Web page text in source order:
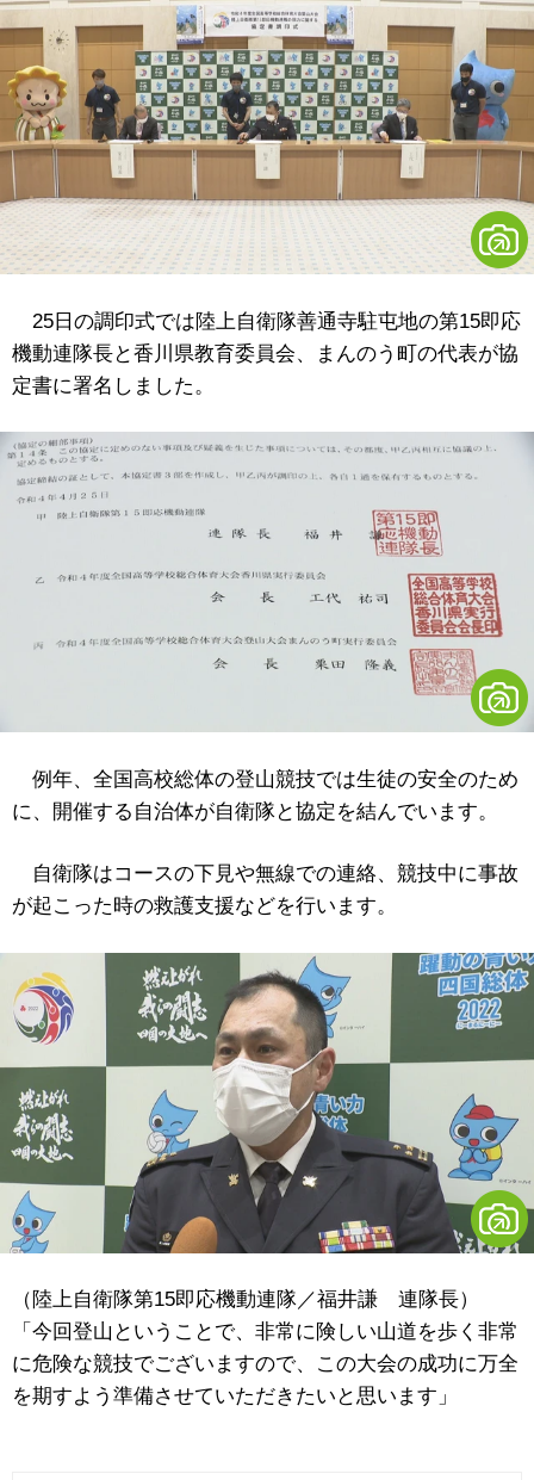
25日の調印式では陸上自衛隊善通寺駐屯地の第15即応
機動連隊長と香川県教育委員会、まんのう町の代表が協
定書に署名しました。
例年、全国高校総体の登山競技では生徒の安全のため
に、開催する自治体が自衛隊と協定を結んでいます。
自衛隊はコースの下見や無線での連絡、競技中に事故
が起こった時の救護支援などを行います。
（陸上自衛隊第15即応機動連隊／福井謙 連隊長）
「今回登山ということで、非常に険しい山道を歩く非常
に危険な競技でございますので、この大会の成功に万全
を期すよう準備させていただきたいと思います」